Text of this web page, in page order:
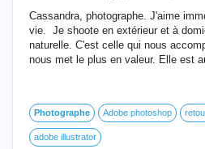
Cassandra, photographe. J'aime
vie. Je shoote en extérieur et à
naturelle. C'est celle qui nous
nous met le plus en valeur. Elle est
Photographe Adobe photoshop
adobe illustrator